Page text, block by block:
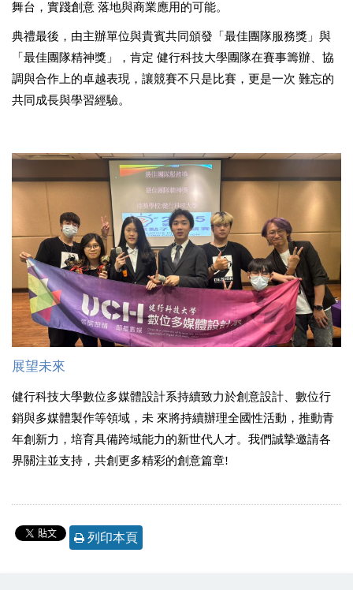
舞台，實踐創意 落地與商業應用的可能。
典禮最後，由主辦單位與貴賓共同頒發「最佳團隊服務獎」與
「最佳團隊精神獎」，肯定 健行科技大學團隊在賽事籌辦、協
調與合作上的卓越表現，讓競賽不只是比賽，更是一次 難忘的
共同成長與學習經驗。
展望未來
健行科技大學數位多媒體設計系持續致力於創意設計、數位行
銷與多媒體製作等領域，未 來將持續辦理全國性活動，推動青
年創新力，培育具備跨域能力的新世代人才。我們誠摯邀請各
界關注並支持，共創更多精彩的創意篇章!
列印本頁